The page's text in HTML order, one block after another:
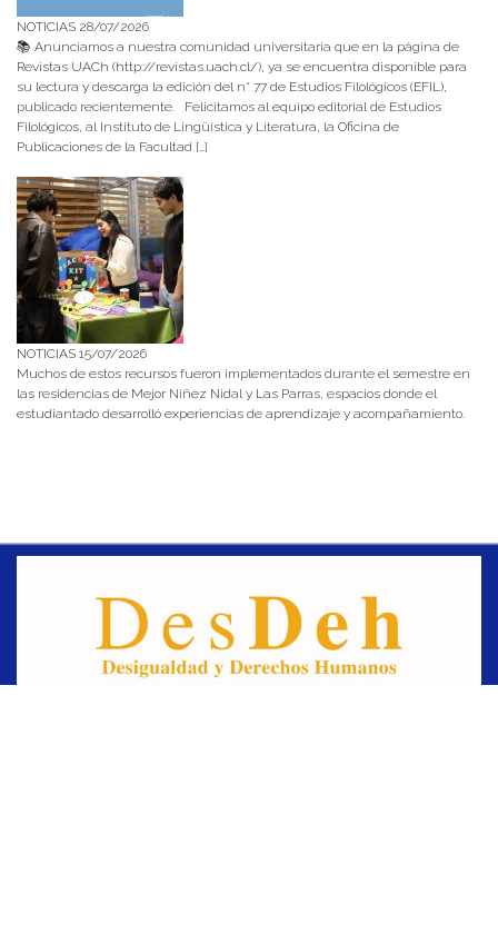
NOTICIAS 28/07/2026
📚 Anunciamos a nuestra comunidad universitaria que en la página de
Revistas UACh (http://revistas.uach.cl/), ya se encuentra disponible para
su lectura y descarga la edición del n° 77 de Estudios Filológicos (EFIL),
publicado recientemente. Felicitamos al equipo editorial de Estudios
Filológicos, al Instituto de Lingüística y Literatura, la Oficina de
Publicaciones de la Facultad […]
NOTICIAS 15/07/2026
Muchos de estos recursos fueron implementados durante el semestre en
las residencias de Mejor Niñez Nidal y Las Parras, espacios donde el
estudiantado desarrolló experiencias de aprendizaje y acompañamiento.